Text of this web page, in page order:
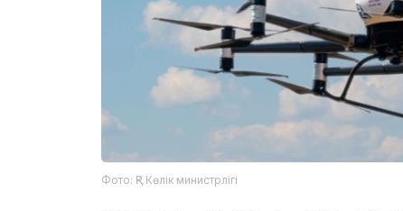
Фото: ҚР Көлік министрлігі